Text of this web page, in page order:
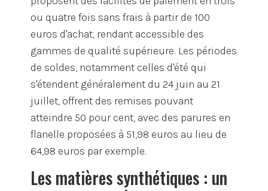
ou quatre fois sans frais à partir de 100
euros d'achat, rendant accessible des
gammes de qualité supérieure. Les périodes
de soldes, notamment celles d'été qui
s'étendent généralement du 24 juin au 21
juillet, offrent des remises pouvant
atteindre 50 pour cent, avec des parures en
flanelle proposées à 51,98 euros au lieu de
64,98 euros par exemple.
Les matières synthétiques : un